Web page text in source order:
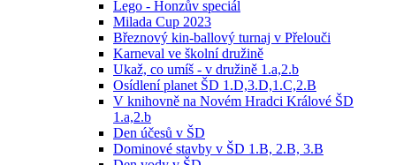
Lego - Honzův speciál
Milada Cup 2023
Březnový kin-ballový turnaj v Přelouči
Karneval ve školní družině
Ukaž, co umíš - v družině 1.a,2.b
Osídlení planet ŠD 1.D,3.D,1.C,2.B
V knihovně na Novém Hradci Králové ŠD
1.a,2.b
Den účesů v ŠD
Dominové stavby v ŠD 1.B, 2.B, 3.B